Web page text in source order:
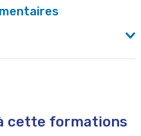
cette formations